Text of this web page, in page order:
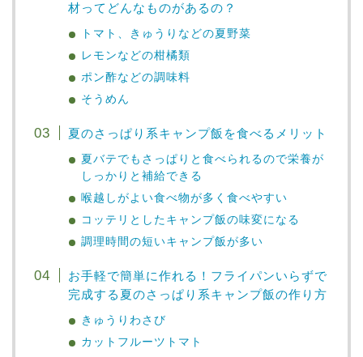
材ってどんなものがあるの？
トマト、きゅうりなどの夏野菜
レモンなどの柑橘類
ポン酢などの調味料
そうめん
夏のさっぱり系キャンプ飯を食べるメリット
夏バテでもさっぱりと食べられるので栄養が
しっかりと補給できる
喉越しがよい食べ物が多く食べやすい
コッテリとしたキャンプ飯の味変になる
調理時間の短いキャンプ飯が多い
お手軽で簡単に作れる！フライパンいらずで
完成する夏のさっぱり系キャンプ飯の作り方
きゅうりわさび
カットフルーツトマト